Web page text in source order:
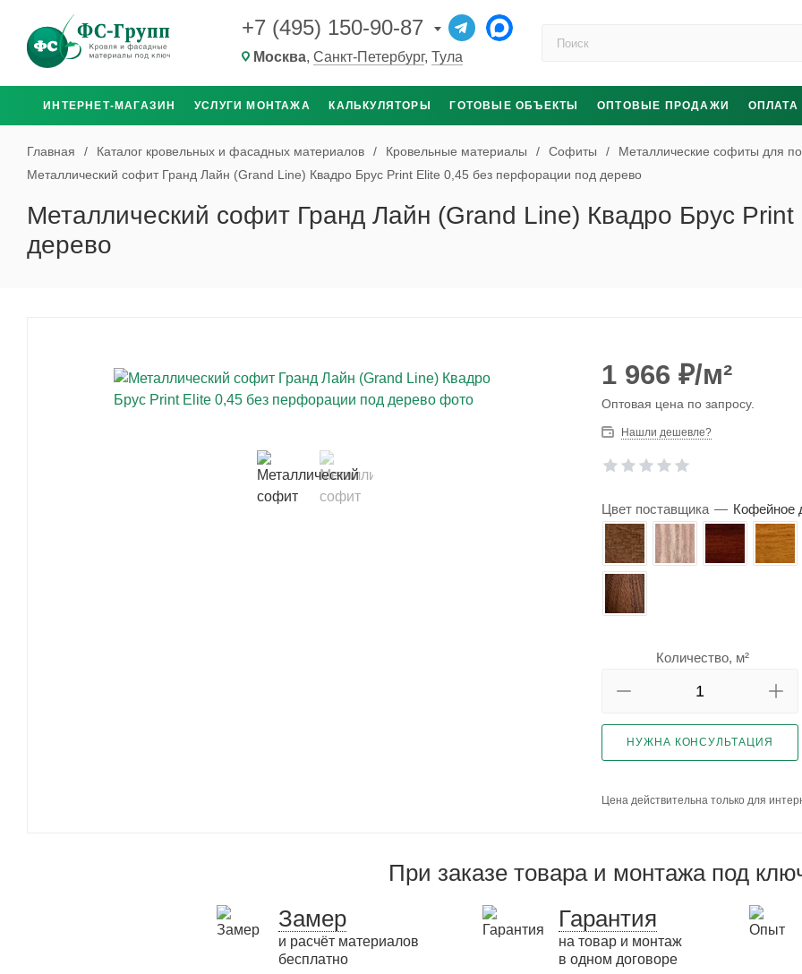
+7 (495) 150-90-87
Москва, Санкт-Петербург, Тула
ИНТЕРНЕТ-МАГАЗИН УСЛУГИ МОНТАЖА КАЛЬКУЛЯТОРЫ ГОТОВЫЕ ОБЪЕКТЫ ОПТОВЫЕ ПРОДАЖИ ОПЛАТА
Главная / Каталог кровельных и фасадных материалов / Кровельные материалы / Софиты /
Металлические софиты для
Металлический софит Гранд Лайн (Grand Line) Квадро Брус Print Elite 0,45 без перфорации под дерево
Металлический софит Гранд Лайн (Grand Line) Квадро Брус
дерево
1 966 ₽/м²
Оптовая цена по запросу.
Нашли дешевле?
Цвет поставщика — Кофейное
Количество, м²
НУЖНА КОНСУЛЬТАЦИЯ
Цена действительна только для
При заказе товара и монтажа под
Замер
и расчёт материалов
бесплатно
Гарантия
на товар и монтаж
в одном договоре